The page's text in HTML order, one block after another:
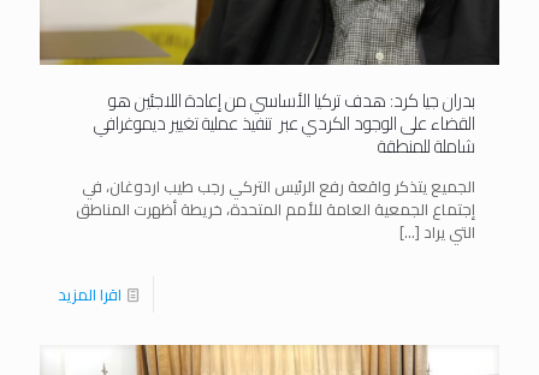
بدران جيا كرد: هدف تركيا الأساسي من إعادة اللاجئين هو
القضاء على الوجود الكردي عبر تنفيذ عملية تغيير ديموغرافي
شاملة للمنطقة
الجميع يتذكر واقعة رفع الرئيس التركي رجب طيب ‎اردوغان، في
إجتماع الجمعية العامة ‎للأمم المتحدة، خريطة أظهرت المناطق
التي يراد […]
اقرا المزيد